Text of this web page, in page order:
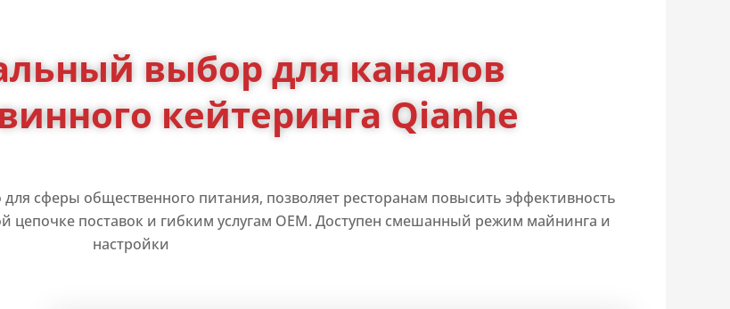
выбор для каналов
кейтеринга Qianhe
сферы общественного питания, позволяет ресторанам повысить эффективность
цепочке поставок и гибким услугам OEM. Доступен смешанный режим майнинга и
настройки